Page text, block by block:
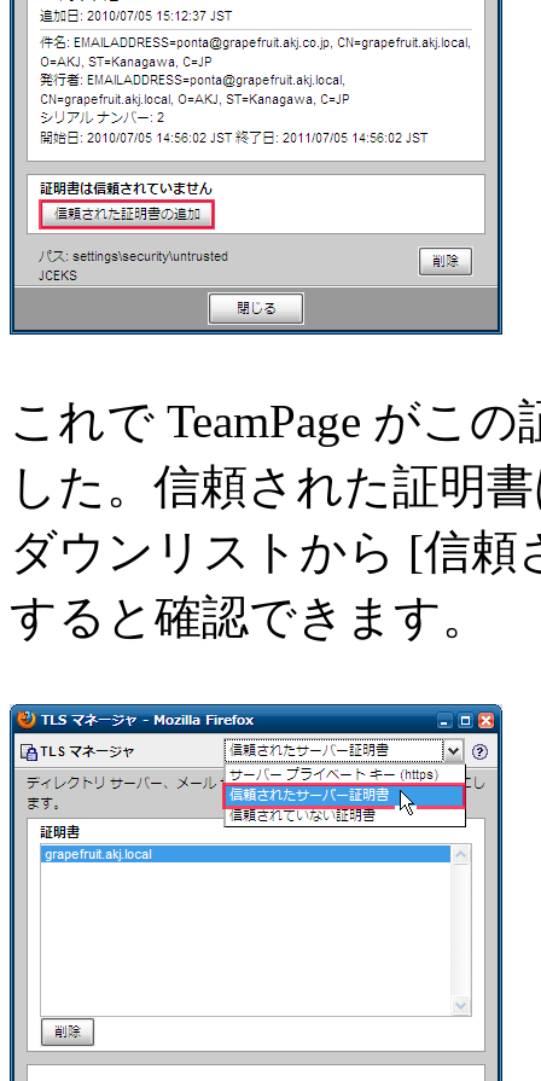
これで TeamPage がこ
した。信頼された証明
ダウンリストから [信頼
すると確認できます。